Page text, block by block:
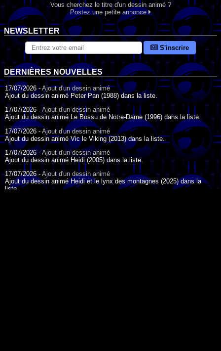
Vous cherchez le titre d'un dessin animé ?
Postez une petite annonce
NEWSLETTER
S'inscrire
DERNIÈRES NOUVELLES
17/07/2026 - Ajout d'un dessin animé
Ajout du dessin animé Peter Pan (1988) dans la liste.
17/07/2026 - Ajout d'un dessin animé
Ajout du dessin animé Le Bossu de Notre-Dame (1996) dans la liste.
17/07/2026 - Ajout d'un dessin animé
Ajout du dessin animé Vic le Viking (2013) dans la liste.
17/07/2026 -Ajout d'un dessin animé
Ajout du dessin animé Heidi (2005) dans la liste.
17/07/2026 -Ajout d'un dessin animé
Ajout du dessin animé Heidi et le lynx des montagnes (2025) dans la
liste.